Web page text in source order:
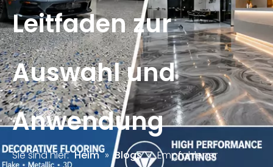
Leitfaden zur
Auswahl und
Anwendung
Sie sind hier: Heim » Blogs » Empfohlener